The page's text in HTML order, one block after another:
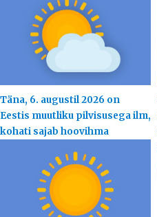
Täna, 6. augustil 2026 on
Eestis muutliku pilvisusega ilm,
kohati sajab hoovihma